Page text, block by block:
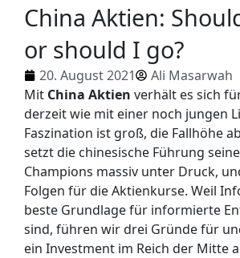
China Aktien:
or should I go?
20. August 2021
Ali Masarwah
Mit China Aktien verhält es sich
derzeit wie mit einer noch jungen
Faszination ist groß, die Fallhöhe
setzt die chinesische Führung
Champions massiv unter Druck,
Folgen für die Aktienkurse. Weil
beste Grundlage für informierte
sind, führen wir drei Gründe für
ein Investment im Reich der Mitte